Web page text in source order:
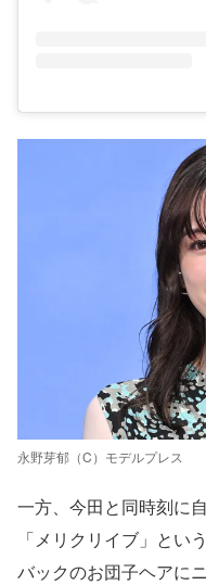
永野芽郁（C）モデルプレス
一方、今田と同時刻に
「メリクリイブ」とい
バックのお団子ヘアに